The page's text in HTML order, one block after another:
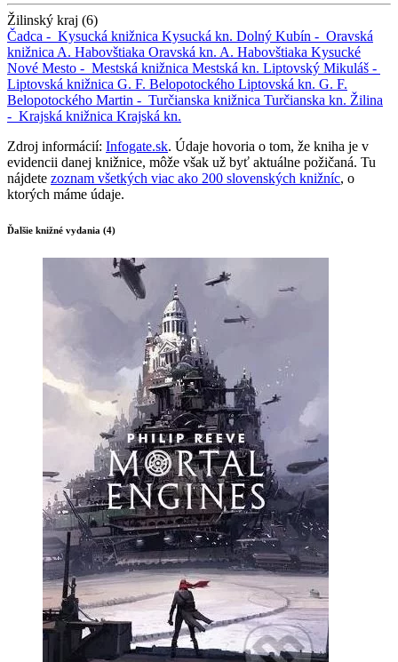
Žilinský kraj (6)
Čadca - Kysucká knižnica Kysucká kn. Dolný Kubín - Oravská
knižnica A. Habovštiaka Oravská kn. A. Habovštiaka Kysucké
Nové Mesto - Mestská knižnica Mestská kn. Liptovský Mikuláš -
Liptovská knižnica G. F. Belopotockého Liptovská kn. G. F.
Belopotockého Martin - Turčianska knižnica Turčianska kn. Žilina
- Krajská knižnica Krajská kn.
Zdroj informácií: Infogate.sk. Údaje hovoria o tom, že kniha je v
evidencii danej knižnice, môže však už byť aktuálne požičaná. Tu
nájdete zoznam všetkých viac ako 200 slovenských knižníc, o
ktorých máme údaje.
Ďalšie knižné vydania (4)